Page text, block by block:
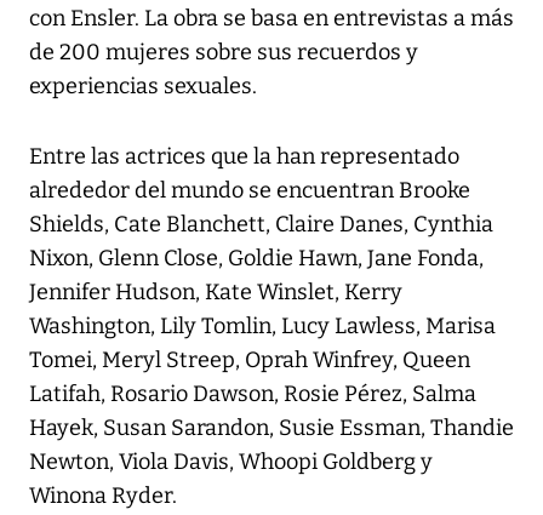
con Ensler. La obra se basa en entrevistas a más
de 200 mujeres sobre sus recuerdos y
experiencias sexuales.
Entre las actrices que la han representado
alrededor del mundo se encuentran Brooke
Shields, Cate Blanchett, Claire Danes, Cynthia
Nixon, Glenn Close, Goldie Hawn, Jane Fonda,
Jennifer Hudson, Kate Winslet, Kerry
Washington, Lily Tomlin, Lucy Lawless, Marisa
Tomei, Meryl Streep, Oprah Winfrey, Queen
Latifah, Rosario Dawson, Rosie Pérez, Salma
Hayek, Susan Sarandon, Susie Essman, Thandie
Newton, Viola Davis, Whoopi Goldberg y
Winona Ryder.